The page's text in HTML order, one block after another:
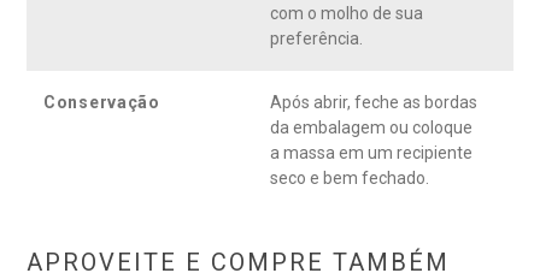
com o molho de sua
preferência.
Conservação
Após abrir, feche as bordas
da embalagem ou coloque
a massa em um recipiente
seco e bem fechado.
APROVEITE E COMPRE TAMBÉM